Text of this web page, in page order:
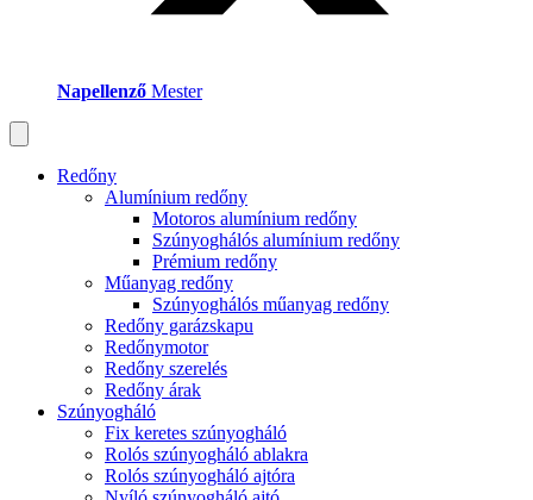
Napellenző Mester
Redőny
Alumínium redőny
Motoros alumínium redőny
Szúnyoghálós alumínium redőny
Prémium redőny
Műanyag redőny
Szúnyoghálós műanyag redőny
Redőny garázskapu
Redőnymotor
Redőny szerelés
Redőny árak
Szúnyogháló
Fix keretes szúnyogháló
Rolós szúnyogháló ablakra
Rolós szúnyogháló ajtóra